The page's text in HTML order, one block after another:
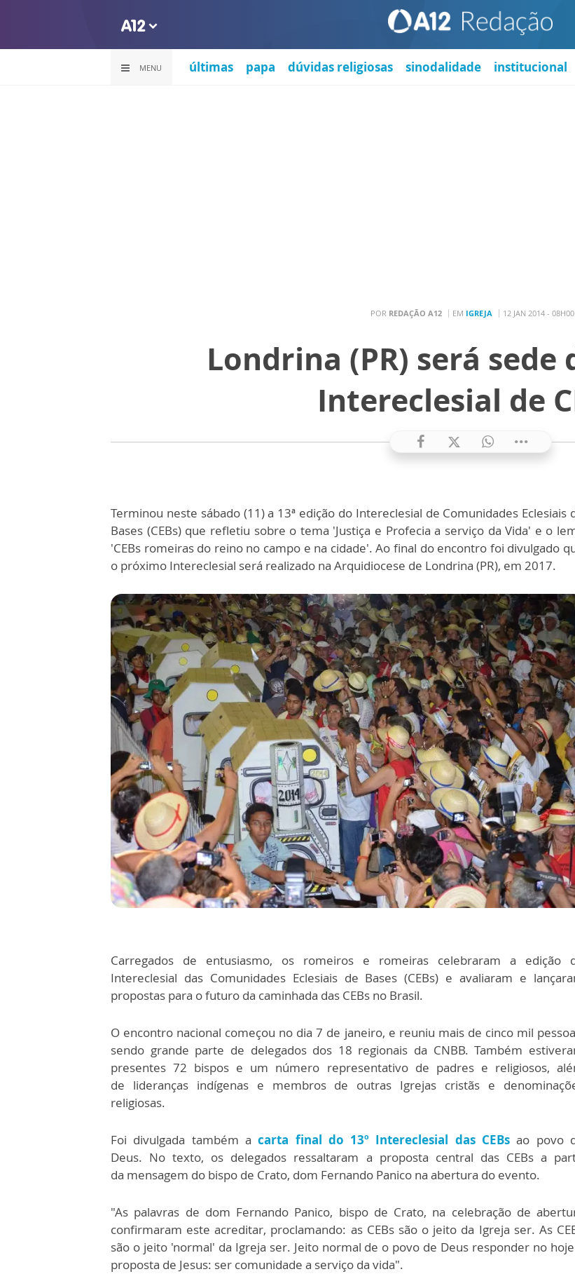
MENU últimas papa dúvidas religiosas sinodalidade institucional
POR REDAÇÃO A12 EM IGREJA 12 JAN 2014 - 08H00
Londrina (PR) será
Intereclesial de
Terminou neste sábado (11) a 13ª edição do Intereclesial de Comunidades Eclesiais
Bases (CEBs) que refletiu sobre o tema 'Justiça e Profecia a serviço da Vida' e o
'CEBs romeiras do reino no campo e na cidade'. Ao final do encontro foi divulgado
o próximo Intereclesial será realizado na Arquidiocese de Londrina (PR), em 2017.
Carregados de entusiasmo, os romeiros e romeiras celebraram a edição
Intereclesial das Comunidades Eclesiais de Bases (CEBs) e avaliaram e
propostas para o futuro da caminhada das CEBs no Brasil.
O encontro nacional começou no dia 7 de janeiro, e reuniu mais de cinco mil
sendo grande parte de delegados dos 18 regionais da CNBB. Também
presentes 72 bispos e um número representativo de padres e religiosos,
de lideranças indígenas e membros de outras Igrejas cristãs e
religiosas.
Foi divulgada também a carta final do 13º Intereclesial das CEBs ao povo
Deus. No texto, os delegados ressaltaram a proposta central das CEBs a
da mensagem do bispo de Crato, dom Fernando Panico na abertura do evento.
"As palavras de dom Fernando Panico, bispo de Crato, na celebração de
confirmaram este acreditar, proclamando: as CEBs são o jeito da Igreja ser. As
são o jeito 'normal' da Igreja ser. Jeito normal de o povo de Deus responder no
proposta de Jesus: ser comunidade a serviço da vida".